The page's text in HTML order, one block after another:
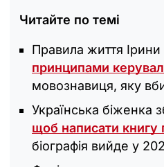
Читайте по темі
Правила життя Ірини
принципами
мовознавиця, яку
Українська біженка
щоб написати книгу
біографія вийде у